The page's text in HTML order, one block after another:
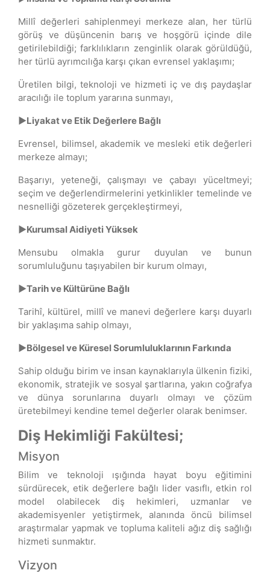
Millî değerleri sahiplenmeyi merkeze alan, her türlü
görüş ve düşüncenin barış ve hoşgörü içinde dile
getirilebildiği; farklılıkların zenginlik olarak görüldüğü,
her türlü ayrımcılığa karşı çıkan evrensel yaklaşımı;
Üretilen bilgi, teknoloji ve hizmeti iç ve dış paydaşlar
aracılığı ile toplum yararına sunmayı,
►Liyakat ve Etik Değerlere Bağlı
Evrensel, bilimsel, akademik ve mesleki etik değerleri
merkeze almayı;
Başarıyı, yeteneği, çalışmayı ve çabayı yüceltmeyi;
seçim ve değerlendirmelerini yetkinlikler temelinde ve
nesnelliği gözeterek gerçekleştirmeyi,
►Kurumsal Aidiyeti Yüksek
Mensubu olmakla gurur duyulan ve bunun
sorumluluğunu taşıyabilen bir kurum olmayı,
►Tarih ve Kültürüne Bağlı
Tarihî, kültürel, millî ve manevi değerlere karşı duyarlı
bir yaklaşıma sahip olmayı,
►Bölgesel ve Küresel Sorumluluklarının Farkında
Sahip olduğu birim ve insan kaynaklarıyla ülkenin fiziki,
ekonomik, stratejik ve sosyal şartlarına, yakın coğrafya
ve dünya sorunlarına duyarlı olmayı ve çözüm
üretebilmeyi kendine temel değerler olarak benimser.
Diş Hekimliği Fakültesi;
Misyon
Bilim ve teknoloji ışığında hayat boyu eğitimini
sürdürecek, etik değerlere bağlı lider vasıflı, etkin rol
model olabilecek diş hekimleri, uzmanlar ve
akademisyenler yetiştirmek, alanında öncü bilimsel
araştırmalar yapmak ve topluma kaliteli ağız diş sağlığı
hizmeti sunmaktır.
Vizyon